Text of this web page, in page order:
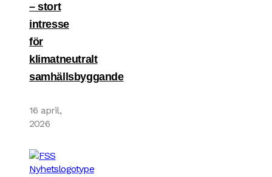
– stort
intresse
för
klimatneutralt
samhällsbyggande
16 april,
2026